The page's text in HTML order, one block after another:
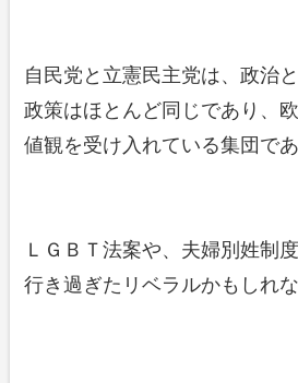
自民党と立憲民主党は、政治
政策はほとんど同じであり、
値観を受け入れている集団であ
ＬＧＢＴ法案や、夫婦別姓制
行き過ぎたリベラルかもしれ